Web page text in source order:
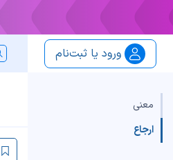
ورود یا ثبت‌نام
معنی
ارجاع